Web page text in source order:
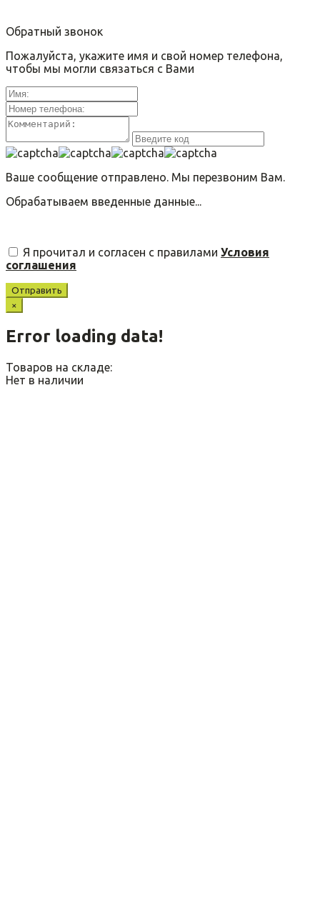
Обратный звонок
Пожалуйста, укажите имя и свой номер телефона,
чтобы мы могли связаться с Вами
Ваше сообщение отправлено. Мы перезвоним Вам.
Обрабатываем введенные данные...
Я прочитал и согласен с правилами Условия
соглашения
Отправить
×
Error loading data!
Товаров на складе:
Нет в наличии